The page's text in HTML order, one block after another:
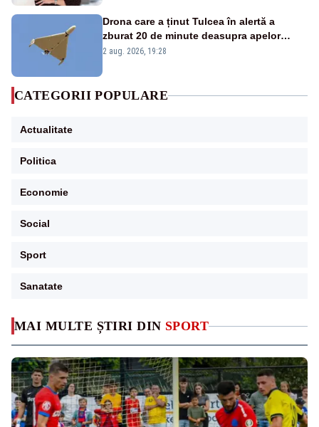
MAI MULTE ȘTIRI DIN SPORT
Drona care a ținut Tulcea în alertă a
zburat 20 de minute deasupra apelor
României. Au fost ridicate două F-16
2 aug. 2026, 19:28
CATEGORII POPULARE
Actualitate
Politica
Economie
Social
Sport
Sanatate